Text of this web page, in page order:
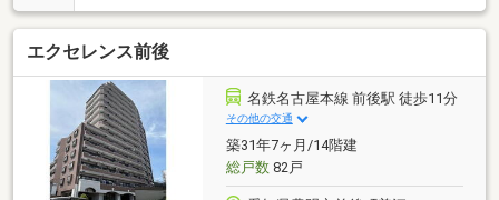
好・LD隣接の和室はお子様の遊び場としても活用可
能・パントリー他、全居室に収納を設置・テラスにト
ランクルーム有・ペット飼育可能(規約有／専用足洗い
場有)▼設備・浴室乾燥機・宅配BOX▼周辺環境・中央
小学校 徒歩9分(約690m)・吉池公園 徒歩2分(約
140m)・フィール豊明店 徒歩7分(約550m)■ ご希望の
住まい探しをお手伝いします ━━━━━・・・物件の
詳細・ご相談はお気軽にお問い合わせください。
エクセレンス前後
名鉄名古屋本線 前後駅 徒歩11分
その他の交通
築31年7ヶ月/14階建
総戸数82戸